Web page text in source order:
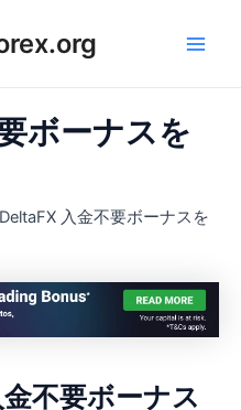
ボーナスを
DeltaFX 入金不要ボーナスを
不要ボーナス